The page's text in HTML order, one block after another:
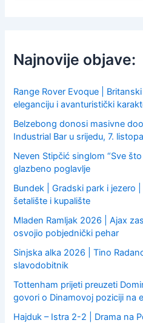
f
o
:
Najnovije objave:
Range Rover Evoque |
eleganciju i avanturistički
Belzebong donosi masivne
Industrial Bar u srijedu, 7.
Neven Stipčić singlom “Sve
glazbeno poglavlje
Bundek | Gradski park i jezero
šetalište i kupalište
Mladen Ramljak 2026 | Ajax
osvojio pobjednički pehar
Sinjska alka 2026 | Tino
slavodobitnik
Tottenham prijeti preuzeti
govori o Dinamovoj poziciji na
Hajduk – Istra 2-2 | Drama na